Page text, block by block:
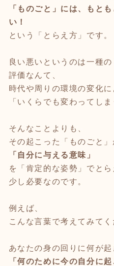
「ものごと」には、もと
い！
という「とらえ方」です。
良い悪いというのは一種の
評価なんて、
時代や周りの環境の変化に
「いくらでも変わってしま
そんなことよりも、
その起こった「ものごと」
「自分に与える意味」
を「肯定的な姿勢」でとら
少し必要なのです。
例えば、
こんな言葉で考えてみてく
あなたの身の回りに何が起
「何のために今の自分に起